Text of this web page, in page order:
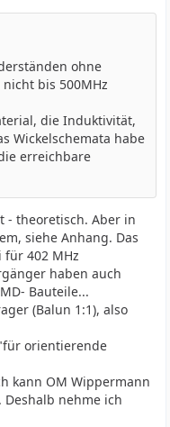
ohne
bis 500MHz
die Induktivität,
Wickelschemata habe
erreichbare
- theoretisch. Aber in
siehe Anhang. Das
für 402 MHz
haben auch
Bauteile...
(Balun 1:1), also
orientierende
kann OM Wippermann
nehme ich